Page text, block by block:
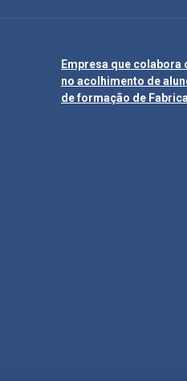
Empresa que colabora
no acolhimento de
de formação de